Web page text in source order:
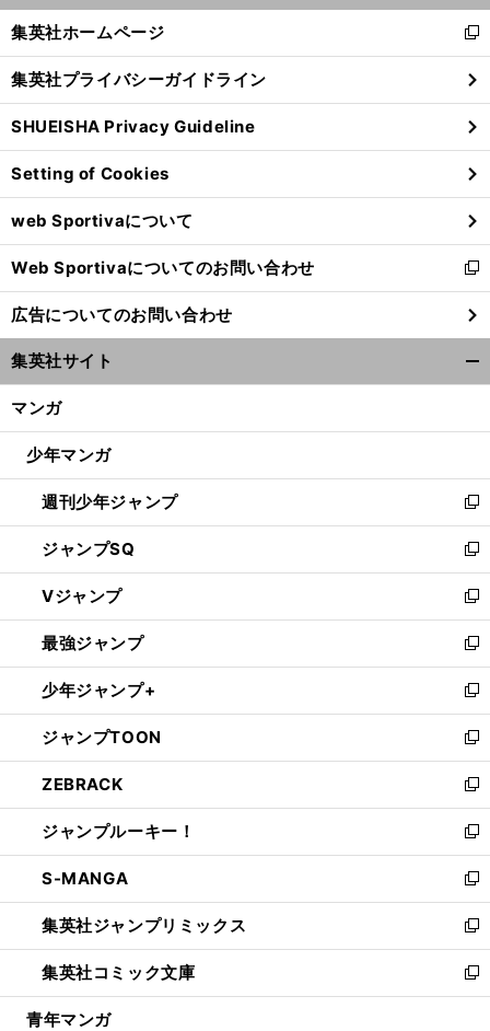
閉
る
集英社ホームページ
新
し
い
ウ
ィ
ン
ド
ウ
で
開
く
集英社プライバシーガイドライン
SHUEISHA Privacy Guideline
Setting of Cookies
web Sportivaについて
Web Sportivaについてのお問い合わせ
新
し
い
ウ
ィ
ン
ウ
開
く
広告についてのお問い合わせ
集英社サイト
マンガ
少年マンガ
週刊少年ジャンプ
新
し
い
ウ
ィ
ン
ド
ウ
で
開
く
ジャンプSQ
新
し
い
ウ
ィ
ン
ド
ウ
で
開
く
Vジャンプ
新
し
い
ウ
ィ
ン
ド
ウ
で
開
く
最強ジャンプ
新
し
い
ウ
ィ
ン
ド
ウ
で
開
く
少年ジャンプ+
新
し
い
ウ
ィ
ン
ド
ウ
で
開
く
ジャンプTOON
新
し
い
ウ
ィ
ン
ド
ウ
で
開
く
ZEBRACK
新
し
い
ウ
ィ
ン
ド
ウ
で
開
ジャンプルーキー！
新
し
い
ウ
ィ
ン
ド
ウ
S-MANGA
新
し
い
ウ
ィ
ン
集英社ジャンプリミックス
新
し
い
ウ
集英社コミック文庫
新
し
青年マンガ